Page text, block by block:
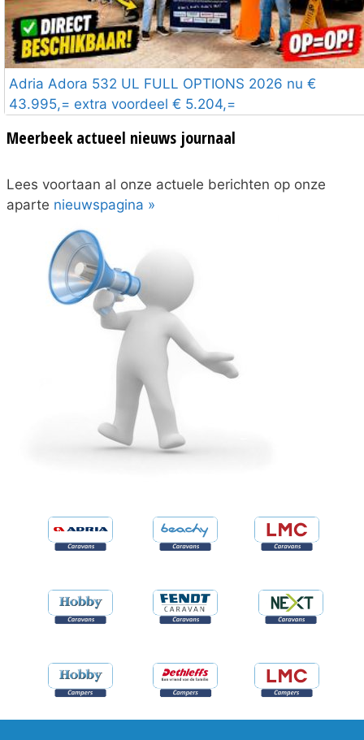
Adria Adora 532 UL FULL OPTIONS 2026 nu €
43.995,= extra voordeel € 5.204,=
Meerbeek actueel nieuws journaal
Lees voortaan al onze actuele berichten op onze
aparte nieuwspagina »